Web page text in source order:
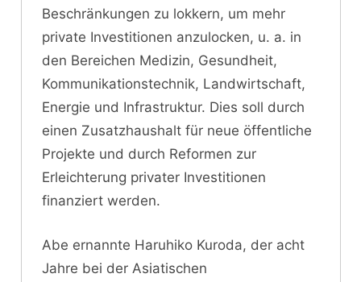
Beschränkungen zu lokkern, um mehr
private Investitionen anzulocken, u. a. in
den Bereichen Medizin, Gesundheit,
Kommunikationstechnik, Landwirtschaft,
Energie und Infrastruktur. Dies soll durch
einen Zusatzhaushalt für neue öffentliche
Projekte und durch Reformen zur
Erleichterung privater Investitionen
finanziert werden.
Abe ernannte Haruhiko Kuroda, der acht
Jahre bei der Asiatischen